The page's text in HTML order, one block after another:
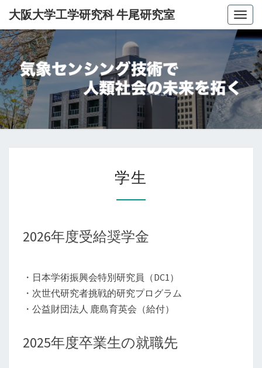
大阪大学工学研究科 牛尾研究室
大
阪
大
学
工
学
究
牛
尾
研
究
室
生
学生
2026年度受給奨学金
・日本学術振興会特別研究員（DC1）
・次世代研究者挑戦的研究プログラム
・公益財団法人 鹿島育英会（給付）
2025年度卒業生の就職先